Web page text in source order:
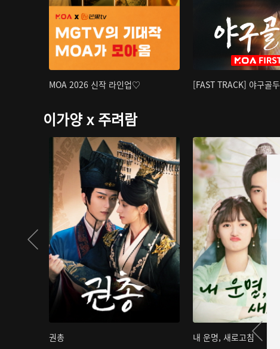
MOA 2026 신작 라인업♡ [FAST TRACK] 야구골두
이가양 x 주려람
권총 내 운명, 새로고침